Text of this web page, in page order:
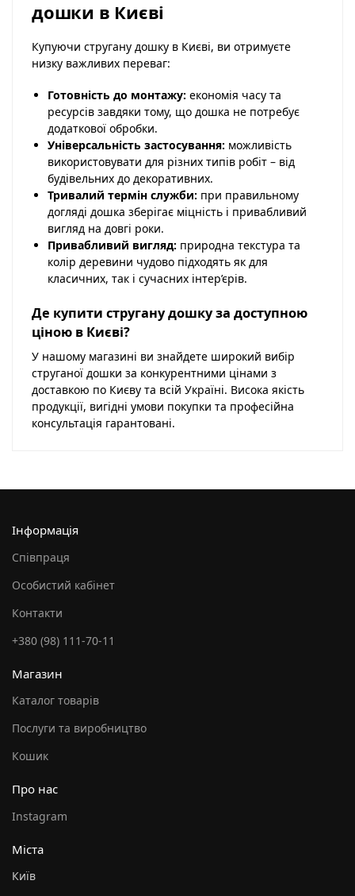
дошки в Києві
Купуючи стругану дошку в Києві, ви отримуєте
низку важливих переваг:
Готовність до монтажу: економія часу та
ресурсів завдяки тому, що дошка не потребує
додаткової обробки.
Універсальність застосування: можливість
використовувати для різних типів робіт – від
будівельних до декоративних.
Тривалий термін служби: при правильному
догляді дошка зберігає міцність і привабливий
вигляд на довгі роки.
Привабливий вигляд: природна текстура та
колір деревини чудово підходять як для
класичних, так і сучасних інтер’єрів.
Де купити стругану дошку за доступною
ціною в Києві?
У нашому магазині ви знайдете широкий вибір
струганої дошки за конкурентними цінами з
доставкою по Києву та всій Україні. Висока якість
продукції, вигідні умови покупки та професійна
консультація гарантовані.
Інформація
Співпраця
Особистий кабінет
Контакти
+380 (98) 111-70-11
Магазин
Каталог товарів
Послуги та виробництво
Кошик
Про нас
Instagram
Міста
Київ